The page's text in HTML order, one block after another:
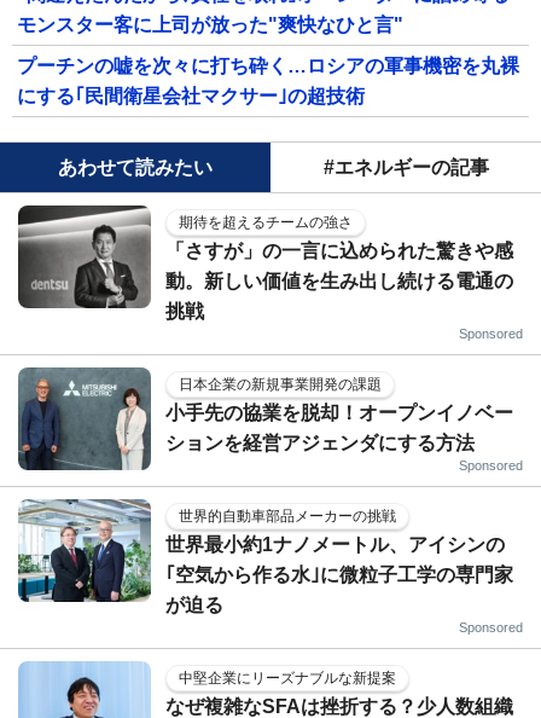
モンスター客に上司が放った"爽快なひと言"
プーチンの嘘を次々に打ち砕く…ロシアの軍事機密を丸裸
にする｢民間衛星会社マクサー｣の超技術
あわせて読みたい #エネルギーの記事
期待を超えるチームの強さ
「さすが」の一言に込められた驚きや感
動。新しい価値を生み出し続ける電通の
挑戦
Sponsored
日本企業の新規事業開発の課題
小手先の協業を脱却！オープンイノベー
ションを経営アジェンダにする方法
Sponsored
世界的自動車部品メーカーの挑戦
世界最小約1ナノメートル、アイシンの
｢空気から作る水｣に微粒子工学の専門家
が迫る
Sponsored
中堅企業にリーズナブルな新提案
なぜ複雑なSFAは挫折する？少人数組織